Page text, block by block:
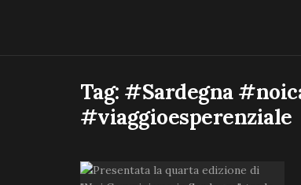
Tag: #Sardegna
#viaggioesperenziale